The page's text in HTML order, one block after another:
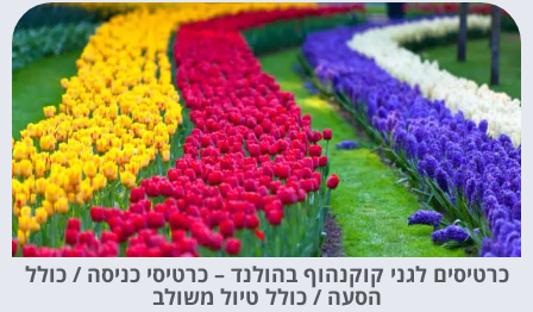
כרטיסים לגני קוקנהוף בהולנד – כרטיסי כניסה / כולל
הסעה / כולל טיול משולב